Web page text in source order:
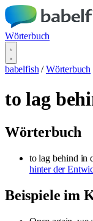
Wörterbuch
babelfish / Wörterbuch
to lag
Wörterbuch
to lag behind in
hinter der
Beispiele im